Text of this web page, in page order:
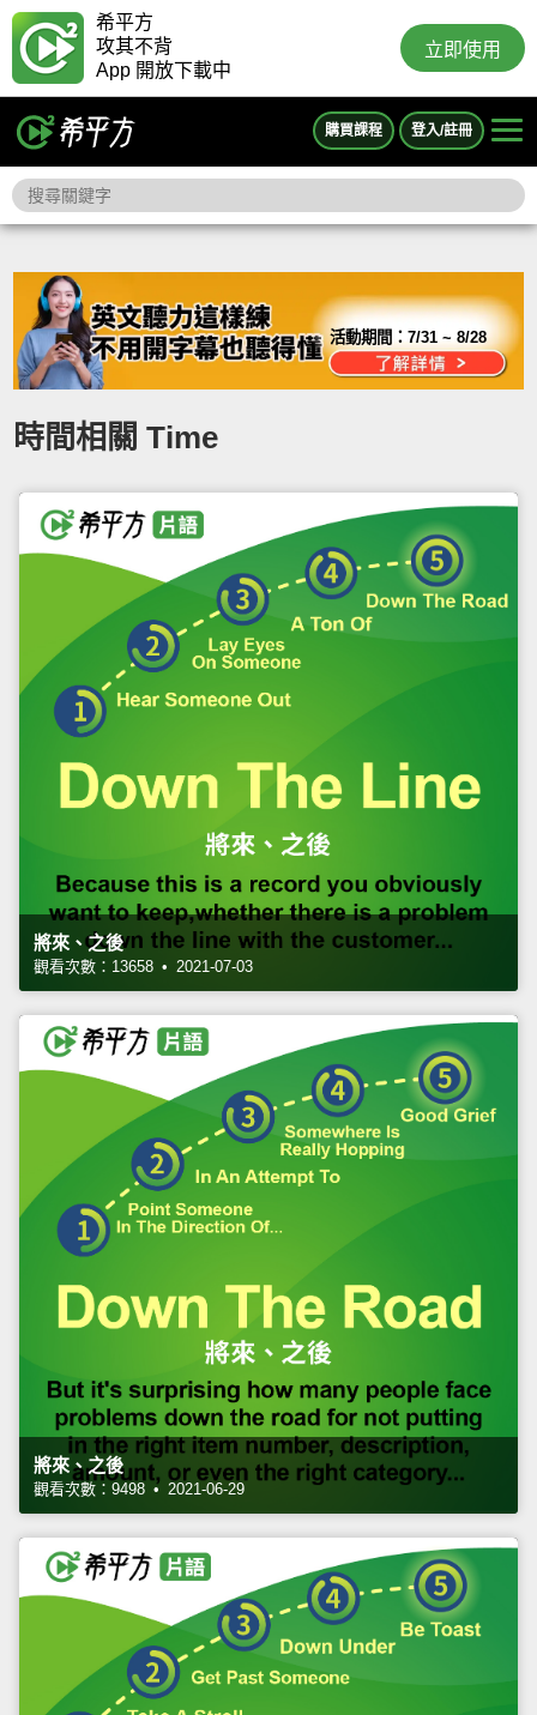
希平方
攻其不背
App 開放下載中
立即使用
購買課程 登入/註冊
活動期間：7/31 ~ 8/28
時間相關 Time
將來、之後
觀看次數：13658 • 2021-07-03
將來、之後
觀看次數：9498 • 2021-06-29